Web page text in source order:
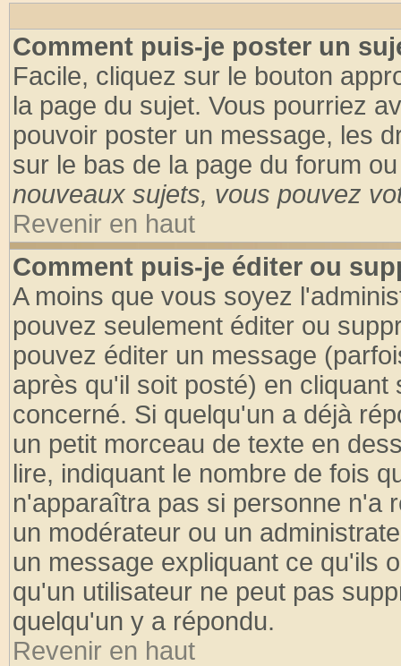
Comment puis-je poster un
Facile, cliquez sur le bouton
la page du sujet. Vous pourriez
pouvoir poster un message, les
sur le bas de la page du forum
nouveaux sujets, vous pouvez
Revenir en haut
Comment puis-je éditer ou
A moins que vous soyez
pouvez seulement éditer ou
pouvez éditer un message
après qu'il soit posté) en
concerné. Si quelqu'un a déjà
un petit morceau de texte en
lire, indiquant le nombre de fois
n'apparaîtra pas si personne n'a
un modérateur ou un
un message expliquant ce qu'ils
qu'un utilisateur ne peut pas
quelqu'un y a répondu.
Revenir en haut